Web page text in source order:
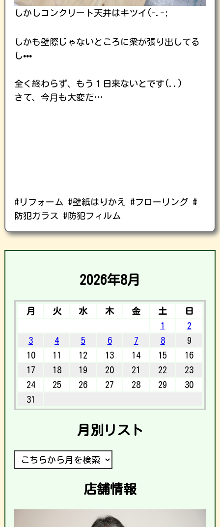
しかしコンクリート天井はキツイ(-.-;
しかも壁際じゃないところに梁が張り出してる
し•••
全く終わらず、もう１日来ないとです(..)
さて、今月も大変だ…
#リフォーム #壁紙はりかえ #フローリング #
防犯ガラス #防犯フィルム
2026年8月
月 火 水 木 金 土
日
1
2
3
4 5 6 7 8
9
10
11 12 13 14 15
16
17
18 19 20 21 22
23
24
25 26 27 28 29
30
31
月別リスト
店舗情報